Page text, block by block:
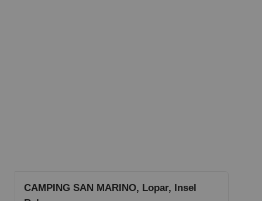
CAMPING SAN MARINO, Lopar, Insel